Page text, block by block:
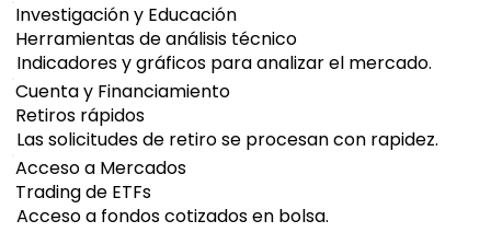
Investigación y Educación
Herramientas de análisis técnico
Indicadores y gráficos para analizar el mercado.
Cuenta y Financiamiento
Retiros rápidos
Las solicitudes de retiro se procesan con rapidez.
Acceso a Mercados
Trading de ETFs
Acceso a fondos cotizados en bolsa.